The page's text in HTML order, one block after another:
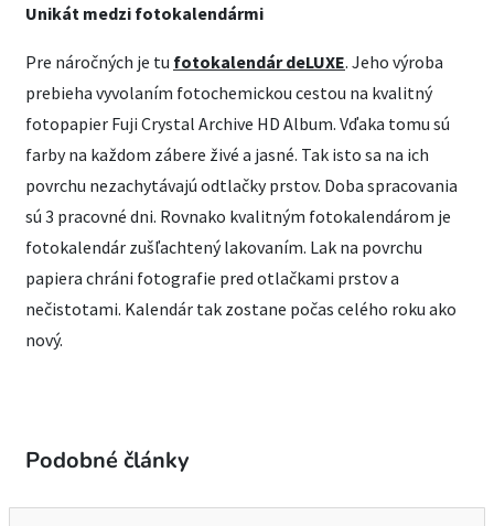
Unikát medzi fotokalendármi
Pre náročných je tu fotokalendár deLUXE. Jeho výroba
prebieha vyvolaním fotochemickou cestou na kvalitný
fotopapier Fuji Crystal Archive HD Album. Vďaka tomu sú
farby na každom zábere živé a jasné. Tak isto sa na ich
povrchu nezachytávajú odtlačky prstov. Doba spracovania
sú 3 pracovné dni. Rovnako kvalitným fotokalendárom je
fotokalendár zušľachtený lakovaním. Lak na povrchu
papiera chráni fotografie pred otlačkami prstov a
nečistotami. Kalendár tak zostane počas celého roku ako
nový.
Podobné články